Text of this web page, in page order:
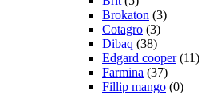
Brokaton (3)
Cotagro (3)
Dibaq (38)
Edgard cooper (11)
Farmina (37)
Fillip mango (0)